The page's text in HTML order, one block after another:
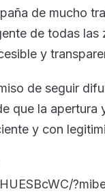
de mucho
de todas las
y
de seguir
que la apertura
y con